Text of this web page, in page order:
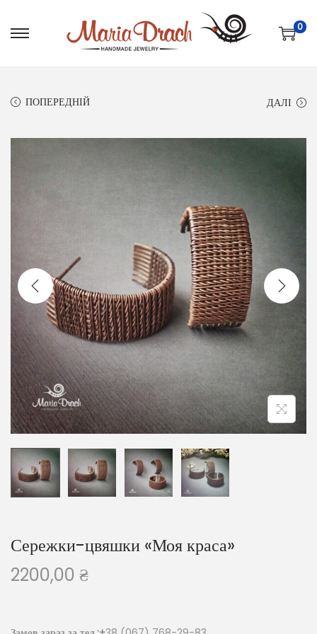
0
ПОПЕРЕДНІЙ ДАЛІ
Сережки-цвяшки «Моя краса»
2200,00 ₴